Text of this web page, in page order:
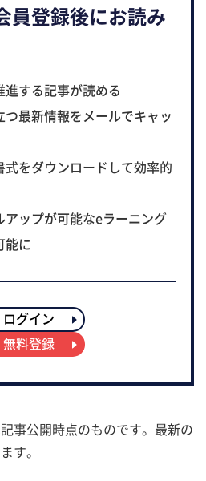
員登録後にお読み
する記事が読める
最新情報をメールでキャッ
をダウンロードして効率的
アップが可能なeラーニング
能に
ログイン
無料登録
事公開時点のものです。最新の
す。